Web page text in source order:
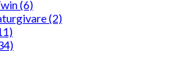
(6)
(2)